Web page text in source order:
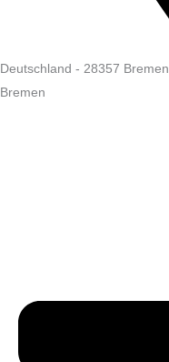
Deutschland - 28357 Bremen
Bremen